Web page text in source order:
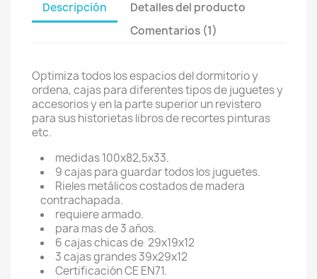
Descripción
Detalles del producto
Comentarios (1)
Optimiza todos los espacios del dormitorio y
ordena, cajas para diferentes tipos de juguetes y
accesorios y en la parte superior un revistero
para sus historietas libros de recortes pinturas
etc.
medidas 100x82,5x33.
9 cajas para guardar todos los juguetes.
Rieles metálicos costados de madera
contrachapada.
requiere armado.
para mas de 3 años.
6 cajas chicas de 29x19x12
3 cajas grandes 39x29x12
Certificación CE EN71.